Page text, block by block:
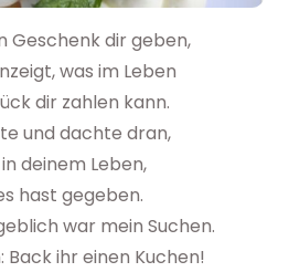
Geschenk dir geben,
was im Leben
dir zahlen kann.
und dachte dran,
deinem Leben,
hast gegeben.
war mein Suchen.
Back ihr einen Kuchen!